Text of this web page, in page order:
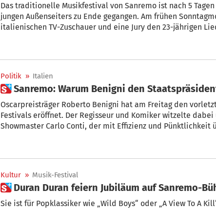
Das traditionelle Musikfestival von Sanremo ist nach 5
jungen Außenseiters zu Ende gegangen. Am frühen
italienischen TV-Zuschauer und eine Jury den 23-jährigen
Politik » Italien
 Sanremo: Warum Benigni den
Oscarpreisträger Roberto Benigni hat am Freitag den vorletzten
Festivals eröffnet. Der Regisseur und Komiker witzelte
Showmaster Carlo Conti, der mit Effizienz und Pünktlichkeit
Kultur » Musik-Festival
 Duran Duran feiern Jubiläum auf Sanremo-
Sie ist für Popklassiker wie „Wild Boys“ oder „A View To A